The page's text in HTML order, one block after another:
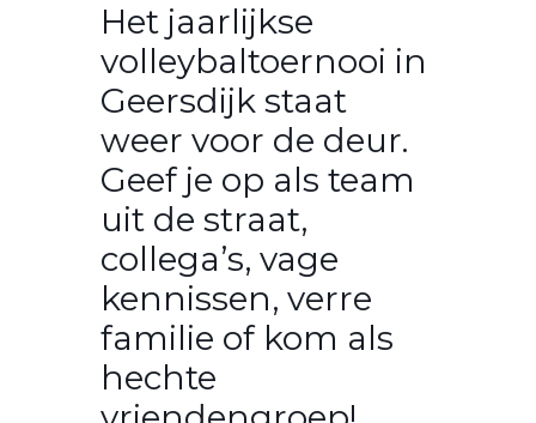
Het jaarlijkse
volleybaltoernooi in
Geersdijk staat
weer voor de deur.
Geef je op als team
uit de straat,
collega’s, vage
kennissen, verre
familie of kom als
hechte